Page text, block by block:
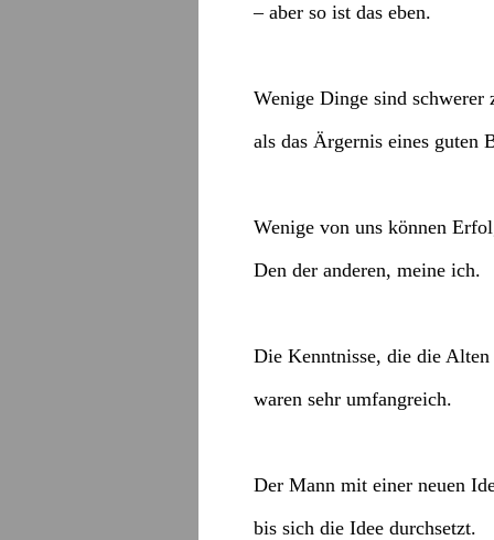
– aber so ist das eben.
Wenige Dinge sind schwerer
als das Ärgernis eines guten
Wenige von uns können
Den der anderen, meine ich.
Die Kenntnisse, die die Alten
waren sehr umfangreich.
Der Mann mit einer neuen
bis sich die Idee durchsetzt.